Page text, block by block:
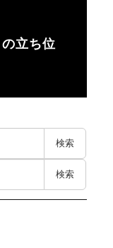
立ち位
検索
検索